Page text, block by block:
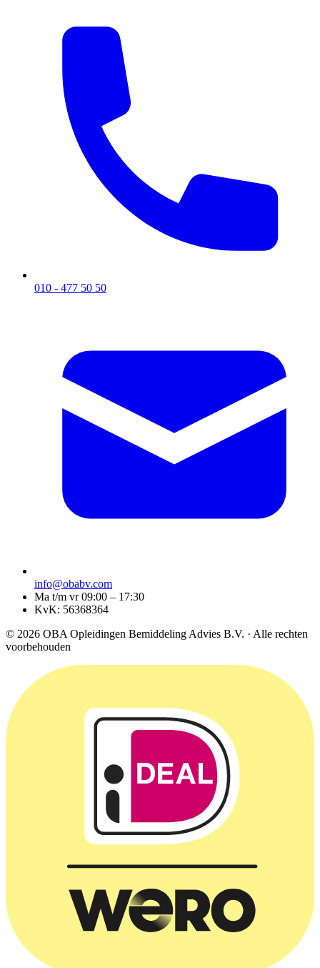
010 - 477 50 50
info@obabv.com
Ma t/m vr 09:00 – 17:30
KvK: 56368364
© 2026 OBA Opleidingen Bemiddeling Advies B.V. · Alle rechten
voorbehouden